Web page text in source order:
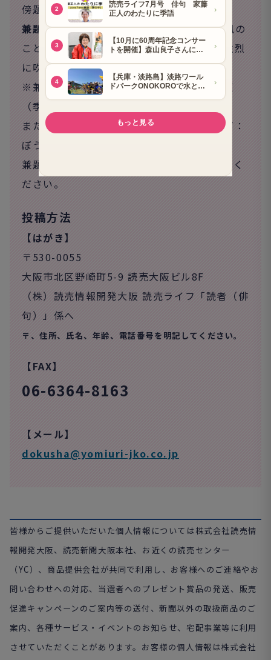
傍題（ぼうだい）可 … 4月20日必着。
兼題解説：湿気をふくみ、暖かい夏の季節風の
こと。おだやかな日に吹くこともあるが、強烈
に吹くことも。
※兼題とは、句会などに先立って出される題
（季語）のこと。
また見出し季語に関連する季語を傍題（ルビ：
ぼうだい）と呼びます。
兼題または傍題を俳句に詠みこんで、ご投稿く
ださい。
投稿方法
【はがき】
〒530-0055
大阪市北区野崎町5-9 読売大阪ビル8F
（株）読売情報開発大阪 読売ライフ「読者（俳
句）」係へ
〒、住所、氏名、年齢、電話番号を明記してください。
【FAX】
06-6364-8163
【メール】
dokusha@yomiuri-jko.co.jp
皆様からご提供いただいた個人情報については株式会社読売情
報開発大阪、読売新聞大阪本社、お近くの読売センター
（YC）、商品提供会社が共同で利用し、お客様へのご連絡やお
問い合わせへの対応、当選者へのプレゼント賞品の発送、販売
促進キャンペーンのご案内等の送付、新聞以外の取扱商品のご
案内、各種サービス・イベントのお知らせ、宅配事業等に利用
させていただくことがあります。お客様の個人情報は株式会社